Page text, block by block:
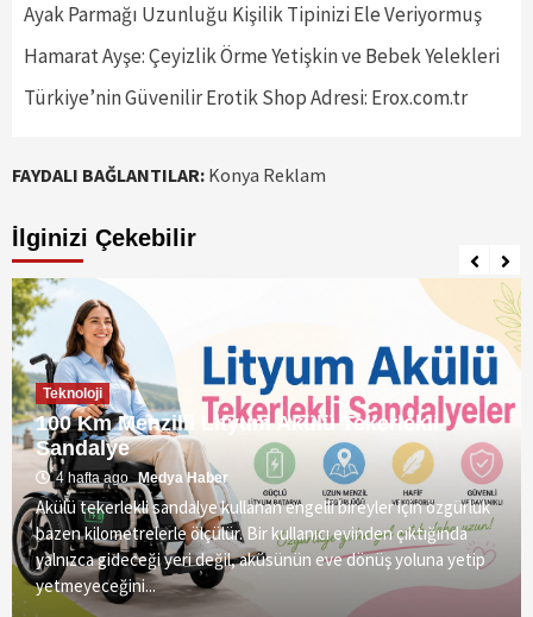
Ayak Parmağı Uzunluğu Kişilik Tipinizi Ele Veriyormuş
Hamarat Ayşe: Çeyizlik Örme Yetişkin ve Bebek Yelekleri
Türkiye’nin Güvenilir Erotik Shop Adresi: Erox.com.tr
FAYDALI BAĞLANTILAR: Konya Reklam
İlginizi Çekebilir
Teknoloji
100 Km Menzilli Lityum Akülü Tekerlekli
Sandalye
4 hafta ago Medya Haber
Akülü tekerlekli sandalye kullanan engelli bireyler için özgürlük
bazen kilometrelerle ölçülür. Bir kullanıcı evinden çıktığında
yalnızca gideceği yeri değil, aküsünün eve dönüş yoluna yetip
yetmeyeceğini...